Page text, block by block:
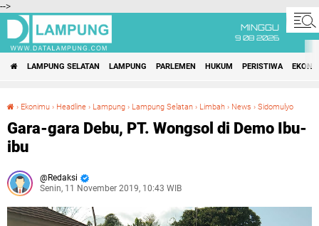
-->
MINGGU
9 08 2026
LAMPUNG SELATAN LAMPUNG PARLEMEN HUKUM PERISTIWA
› Ekonimu › Headline › Lampung › Lampung Selatan › Limbah › News › Sidomulyo
Gara-gara Debu, PT. Wongsol di Demo Ibu-
ibu
Redaksi
Senin, 11 November 2019, 10:43 WIB